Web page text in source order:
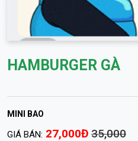
HAMBURGER GÀ
MINI BAO
GIÁ BÁN: 27,000Đ 35,000